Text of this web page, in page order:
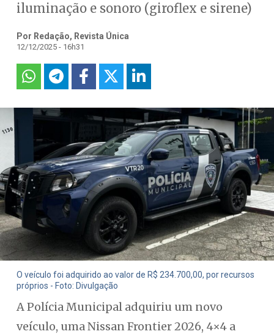
iluminação e sonoro (giroflex e sirene)
Por Redação, Revista Única
12/12/2025 - 16h31
O veículo foi adquirido ao valor de R$ 234.700,00, por recursos
próprios - Foto: Divulgação
A Polícia Municipal adquiriu um novo
veículo, uma Nissan Frontier 2026, 4×4 a